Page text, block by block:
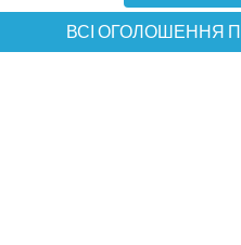
ВСІ ОГОЛОШЕННЯ